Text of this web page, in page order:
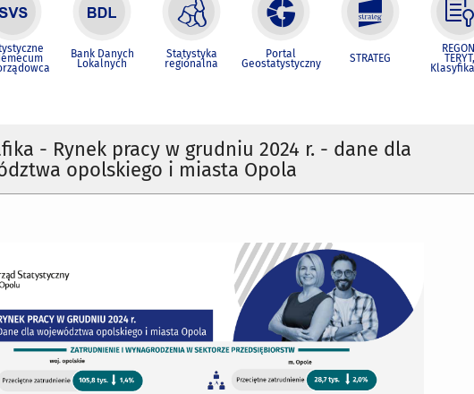
Bank Danych
Lokalnych
Statystyka
regionalna
Portal
Geostatystyczny STRATEG TERYT,
- Rynek pracy w grudniu 2024 r. - dane dla
opolskiego i miasta Opola